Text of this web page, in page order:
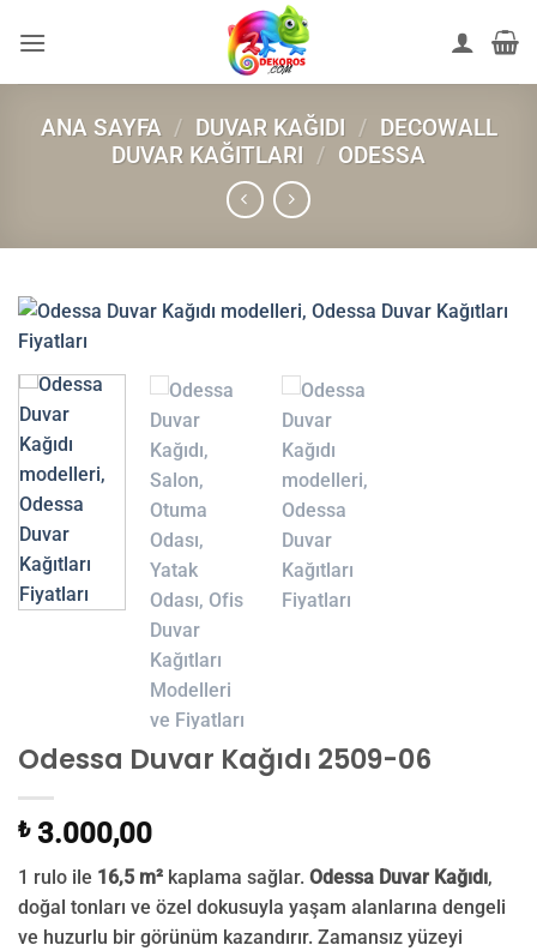
atla
ANA SAYFA / DUVAR KAĞIDI / DECOWALL
DUVAR KAĞITLARI / ODESSA
Odessa Duvar Kağıdı 2509-06
₺3.000,00
1 rulo ile 16,5 m² kaplama sağlar. Odessa Duvar Kağıdı,
doğal tonları ve özel dokusuyla yaşam alanlarına dengeli
ve huzurlu bir görünüm kazandırır. Zamansız yüzeyi